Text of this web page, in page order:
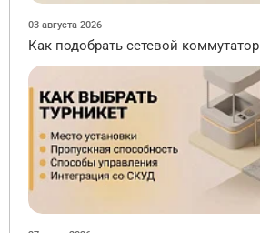
03 августа 2026
Как подобрать сетевой коммутатор